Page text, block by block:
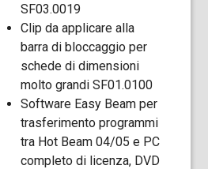
SF03.0019
Clip da applicare alla
barra di bloccaggio per
schede di dimensioni
molto grandi SF01.0100
Software Easy Beam per
trasferimento programmi
tra Hot Beam 04/05 e PC
completo di licenza, DVD